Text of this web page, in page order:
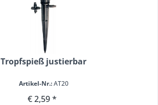
Tropfspieß justierbar
Artikel-Nr.:AT20
€ 2,59 *